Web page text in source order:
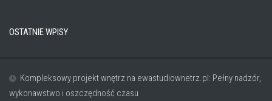
OSTATNIE WPISY
Kompleksowy projekt wnętrz na ewastudiownetrz.pl: Pełny nadzór,
wykonawstwo i oszczędność czasu